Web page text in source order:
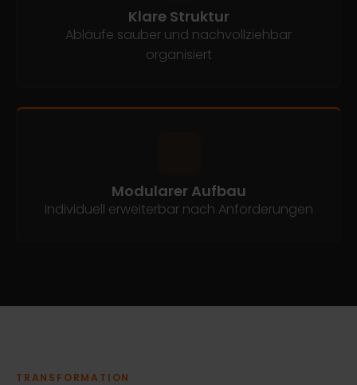
Klare Struktur
Abläufe sauber und nachvollziehbar
organisiert
Modularer Aufbau
Individuell erweiterbar nach Anforderungen
TRANSFORMATION